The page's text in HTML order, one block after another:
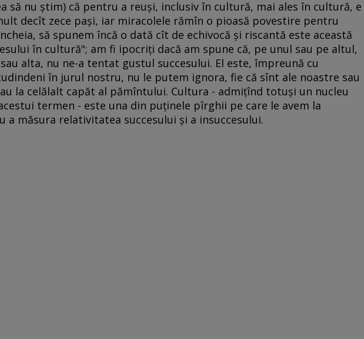
să nu ştim) că pentru a reuşi, inclusiv în cultură, mai ales în cultură, e
decît zece paşi, iar miracolele rămîn o pioasă povestire pentru
să spunem încă o dată cît de echivocă şi riscantă este această
în cultură"; am fi ipocriţi dacă am spune că, pe unul sau pe altul,
alta, nu ne-a tentat gustul succesului. El este, împreună cu
în jurul nostru, nu le putem ignora, fie că sînt ale noastre sau
la celălalt capăt al pămîntului. Cultura - admiţînd totuşi un nucleu
termen - este una din puţinele pîrghii pe care le avem la
a măsura relativitatea succesului şi a insuccesului.